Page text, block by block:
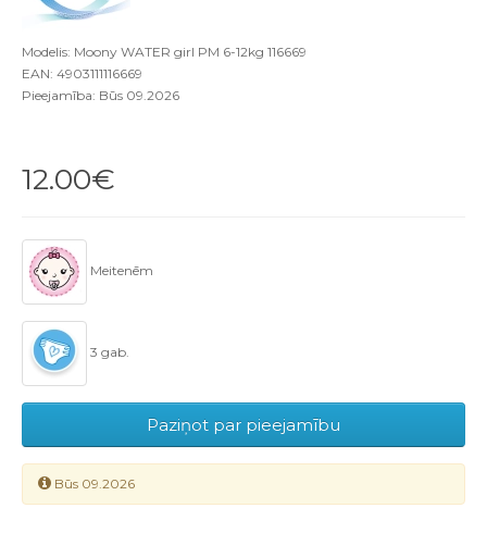
Modelis: Moony WATER girl PM 6-12kg 116669
EAN: 4903111116669
Pieejamība: Būs 09.2026
12.00€
Meitenēm
3 gab.
Paziņot par pieejamību
Būs 09.2026